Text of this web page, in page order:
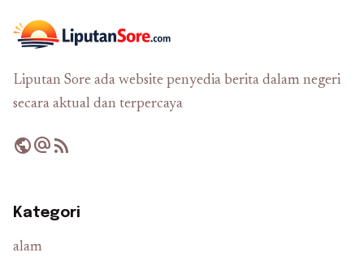
Liputan Sore ada website penyedia berita dalam negeri
secara aktual dan terpercaya
publicalternate_emailrss_feed
Kategori
alam